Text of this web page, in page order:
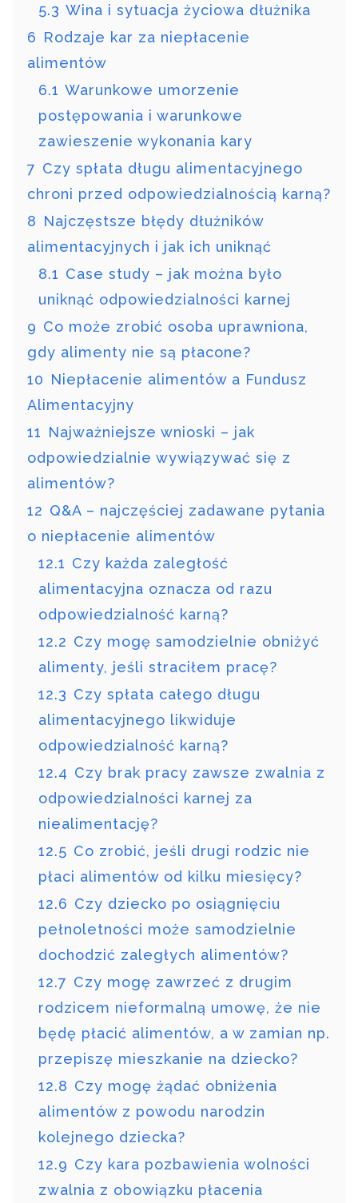
5.3 Wina i sytuacja życiowa dłużnika
6 Rodzaje kar za niepłacenie
alimentów
6.1 Warunkowe umorzenie
postępowania i warunkowe
zawieszenie wykonania kary
7 Czy spłata długu alimentacyjnego
chroni przed odpowiedzialnością karną?
8 Najczęstsze błędy dłużników
alimentacyjnych i jak ich uniknąć
8.1 Case study – jak można było
uniknąć odpowiedzialności karnej
9 Co może zrobić osoba uprawniona,
gdy alimenty nie są płacone?
10 Niepłacenie alimentów a Fundusz
Alimentacyjny
11 Najważniejsze wnioski – jak
odpowiedzialnie wywiązywać się z
alimentów?
12 Q&A – najczęściej zadawane pytania
o niepłacenie alimentów
12.1 Czy każda zaległość
alimentacyjna oznacza od razu
odpowiedzialność karną?
12.2 Czy mogę samodzielnie obniżyć
alimenty, jeśli straciłem pracę?
12.3 Czy spłata całego długu
alimentacyjnego likwiduje
odpowiedzialność karną?
12.4 Czy brak pracy zawsze zwalnia z
odpowiedzialności karnej za
niealimentację?
12.5 Co zrobić, jeśli drugi rodzic nie
płaci alimentów od kilku miesięcy?
12.6 Czy dziecko po osiągnięciu
pełnoletności może samodzielnie
dochodzić zaległych alimentów?
12.7 Czy mogę zawrzeć z drugim
rodzicem nieformalną umowę, że nie
będę płacić alimentów, a w zamian np.
przepiszę mieszkanie na dziecko?
12.8 Czy mogę żądać obniżenia
alimentów z powodu narodzin
kolejnego dziecka?
12.9 Czy kara pozbawienia wolności
zwalnia z obowiązku płacenia